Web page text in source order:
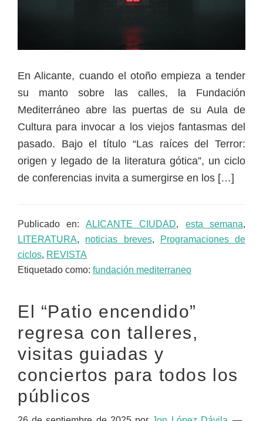
En Alicante, cuando el otoño empieza a tender
su manto sobre las calles, la Fundación
Mediterráneo abre las puertas de su Aula de
Cultura para invocar a los viejos fantasmas del
pasado. Bajo el título “Las raíces del Terror:
origen y legado de la literatura gótica”, un ciclo
de conferencias invita a sumergirse en los […]
Publicado en: ALICANTE CIUDAD, esta semana,
LITERATURA, noticias breves,
Programaciones de
ciclos, REVISTA
Etiquetado como: fundación mediterraneo
El “Patio encendido”
regresa con talleres,
visitas guiadas y
conciertos para todos los
públicos